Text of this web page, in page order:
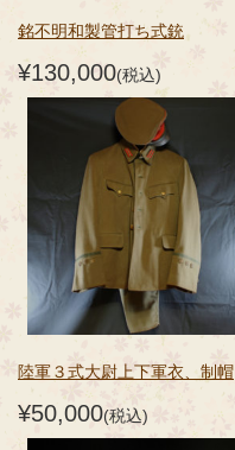
銘不明和製管打ち式銃
¥130,000(税込)
陸軍３式大尉上下軍衣、制帽
¥50,000(税込)